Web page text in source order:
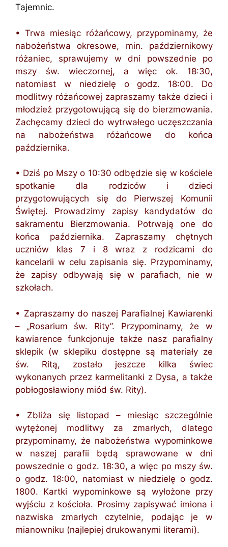
Tajemnic.
• Trwa miesiąc różańcowy, przypominamy, że
nabożeństwa okresowe, min. październikowy
różaniec, sprawujemy w dni powszednie po
mszy św. wieczornej, a więc ok. 18:30,
natomiast w niedzielę o godz. 18:00. Do
modlitwy różańcowej zapraszamy także dzieci i
młodzież przygotowującą się do bierzmowania.
Zachęcamy dzieci do wytrwałego uczęszczania
na nabożeństwa różańcowe do końca
października.
• Dziś po Mszy o 10:30 odbędzie się w kościele
spotkanie dla rodziców i dzieci
przygotowujących się do Pierwszej Komunii
Świętej. Prowadzimy zapisy kandydatów do
sakramentu Bierzmowania. Potrwają one do
końca października. Zapraszamy chętnych
uczniów klas 7 i 8 wraz z rodzicami do
kancelarii w celu zapisania się. Przypominamy,
że zapisy odbywają się w parafiach, nie w
szkołach.
• Zapraszamy do naszej Parafialnej Kawiarenki
– „Rosarium św. Rity”. Przypominamy, że w
kawiarence funkcjonuje także nasz parafialny
sklepik (w sklepiku dostępne są materiały ze
św. Ritą, zostało jeszcze kilka świec
wykonanych przez karmelitanki z Dysa, a także
pobłogosławiony miód św. Rity).
• Zbliża się listopad – miesiąc szczególnie
wytężonej modlitwy za zmarłych, dlatego
przypominamy, że nabożeństwa wypominkowe
w naszej parafii będą sprawowane w dni
powszednie o godz. 18:30, a więc po mszy św.
o godz. 18:00, natomiast w niedzielę o godz.
1800. Kartki wypominkowe są wyłożone przy
wyjściu z kościoła. Prosimy zapisywać imiona i
nazwiska zmarłych czytelnie, podając je w
mianowniku (najlepiej drukowanymi literami).